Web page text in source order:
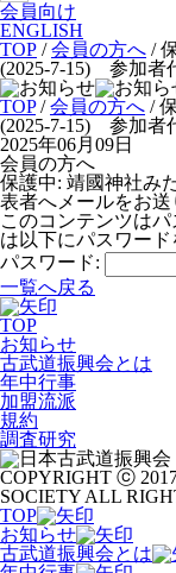
会員向け
ENGLISH
TOP /会員の方へ /
(2025-7-15) 参加者
TOP/会員の方へ /
(2025-7-15) 参加者
2025年06月09日
会員の方へ
保護中: 靖國神社み
表者へメールをお送
このコンテンツは
は以下にパスワード
パスワード:
一覧へ戻る
TOP
お知らせ
古武道振興会とは
年中行事
加盟流派
規約
調査研究
COPYRIGHT ⓒ
SOCIETY ALL
TOP
お知らせ
古武道振興会とは